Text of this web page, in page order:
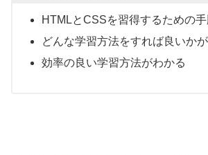
HTMLとCSSを習得するための
どんな学習方法をすれば良いか
効率の良い学習方法がわかる